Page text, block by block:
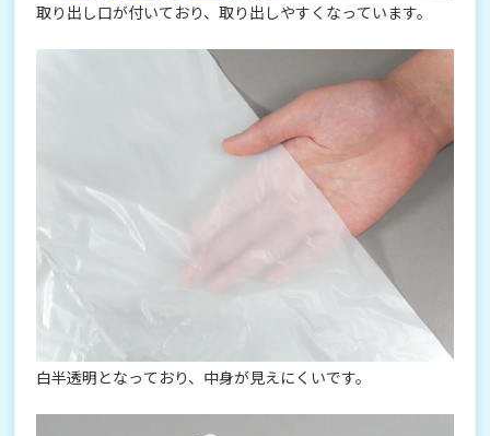
取り出し口が付いており、取り出しやすくなっています。
白半透明となっており、中身が見えにくいです。